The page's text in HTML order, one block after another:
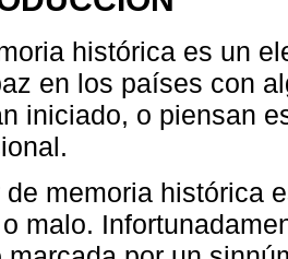
histórica es un
en los países con
iniciado, o piensan
de memoria histórica
malo.